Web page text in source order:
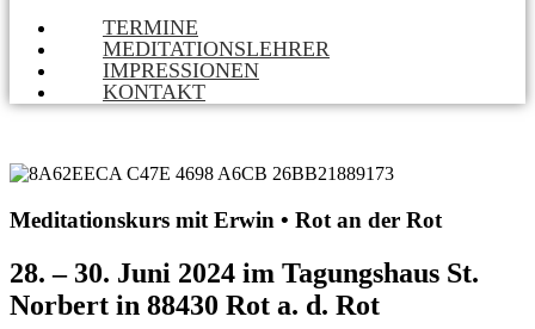
TERMINE
MEDITATIONSLEHRER
IMPRESSIONEN
KONTAKT
Meditationskurs mit Erwin • Rot an der Rot
28. – 30. Juni 2024 im Tagungshaus St.
Norbert in 88430 Rot a. d. Rot